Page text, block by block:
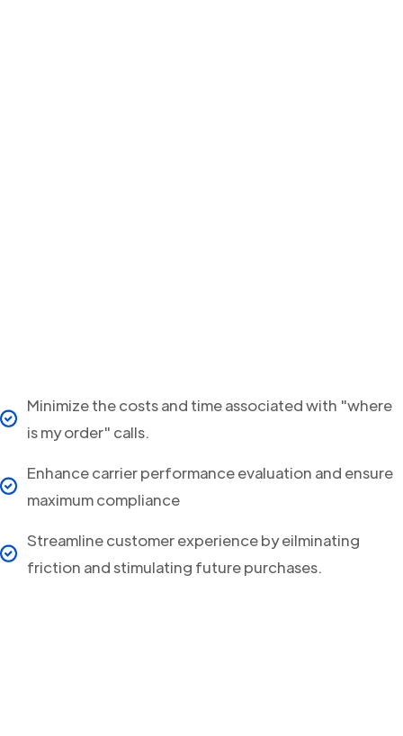
Minimize the costs and time associated with "where
is my order" calls.
Enhance carrier performance evaluation and ensure
maximum compliance
Streamline customer experience by eilminating
friction and stimulating future purchases.